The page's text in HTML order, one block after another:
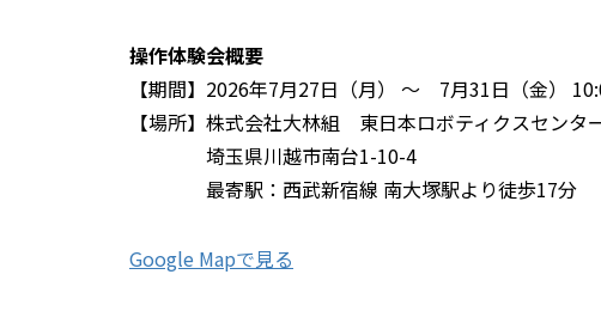
操作体験会概要
【期間】2026年7月27日（月） ～ 7月31日（金）
【場所】株式会社大林組 東日本ロボティクスセンタ
埼玉県川越市南台1-10-4
最寄駅：西武新宿線 南大塚駅より徒歩17分
Google Mapで見る